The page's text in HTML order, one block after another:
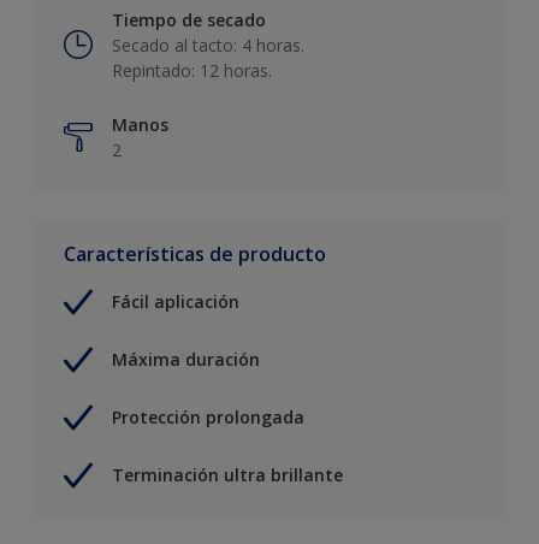
Tiempo de secado
Secado al tacto: 4 horas.
Repintado: 12 horas.
Manos
2
Características de producto
Fácil aplicación
Máxima duración
Protección prolongada
Terminación ultra brillante